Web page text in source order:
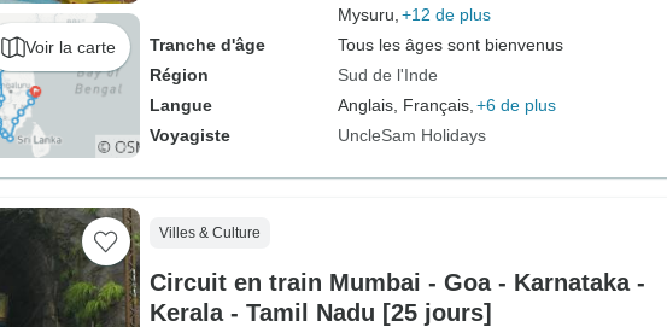
Voir la carte
Mysuru, +12 de plus
Tranche d'âge
Tous les âges sont bienvenus
Région
Sud de l'Inde
Langue
Anglais, Français, +6 de plus
Voyagiste
UncleSam Holidays
Villes & Culture
Circuit en train Mumbai - Goa - Karnataka -
Kerala - Tamil Nadu [25 jours]